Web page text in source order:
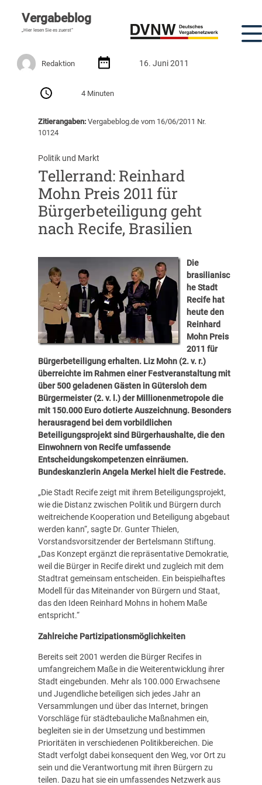
Vergabeblog
„Hier lesen Sie es zuerst“
Redaktion 16. Juni 2011
4 Minuten
Zitierangaben:Vergabeblog.de vom 16/06/2011 Nr.
10124
Politik und Markt
Tellerrand: Reinhard
Mohn Preis 2011 für
Bürgerbeteiligung geht
nach Recife, Brasilien
Die
brasilianisc
he Stadt
Recife hat
heute den
Reinhard
Mohn Preis
2011 für
Bürgerbeteiligung erhalten. Liz Mohn (2. v. r.)
überreichte im Rahmen einer Festveranstaltung mit
über 500 geladenen Gästen in Gütersloh dem
Bürgermeister (2. v. l.) der Millionenmetropole die
mit 150.000 Euro dotierte Auszeichnung. Besonders
herausragend bei dem vorbildlichen
Beteiligungsprojekt sind Bürgerhaushalte, die den
Einwohnern von Recife umfassende
Entscheidungskompetenzen einräumen.
Bundeskanzlerin Angela Merkel hielt die Festrede.
„Die Stadt Recife zeigt mit ihrem Beteiligungsprojekt,
wie die Distanz zwischen Politik und Bürgern durch
weitreichende Kooperation und Beteiligung abgebaut
werden kann“, sagte Dr. Gunter Thielen,
Vorstandsvorsitzender der Bertelsmann Stiftung.
„Das Konzept ergänzt die repräsentative Demokratie,
weil die Bürger in Recife direkt und zugleich mit dem
Stadtrat gemeinsam entscheiden. Ein beispielhaftes
Modell für das Miteinander von Bürgern und Staat,
das den Ideen Reinhard Mohns in hohem Maße
entspricht.“
Zahlreiche Partizipationsmöglichkeiten
Bereits seit 2001 werden die Bürger Recifes in
umfangreichem Maße in die Weiterentwicklung ihrer
Stadt eingebunden. Mehr als 100.000 Erwachsene
und Jugendliche beteiligen sich jedes Jahr an
Versammlungen und über das Internet, bringen
Vorschläge für städtebauliche Maßnahmen ein,
begleiten sie in der Umsetzung und bestimmen
Prioritäten in verschiedenen Politikbereichen. Die
Stadt verfolgt dabei konsequent den Weg, vor Ort zu
sein und die Verantwortung mit ihren Bürgern zu
teilen. Dazu hat sie ein umfassendes Netzwerk aus